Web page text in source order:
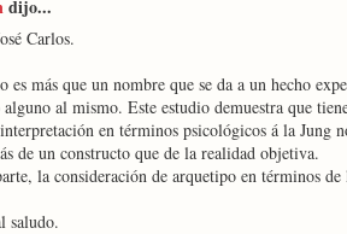
dijo...
Carlos.
es más que un nombre que se da a un hecho
al mismo. Este estudio demuestra que
en términos psicológicos á la Jung
de un constructo que de la realidad objetiva.
la consideración de arquetipo en términos
saludo.